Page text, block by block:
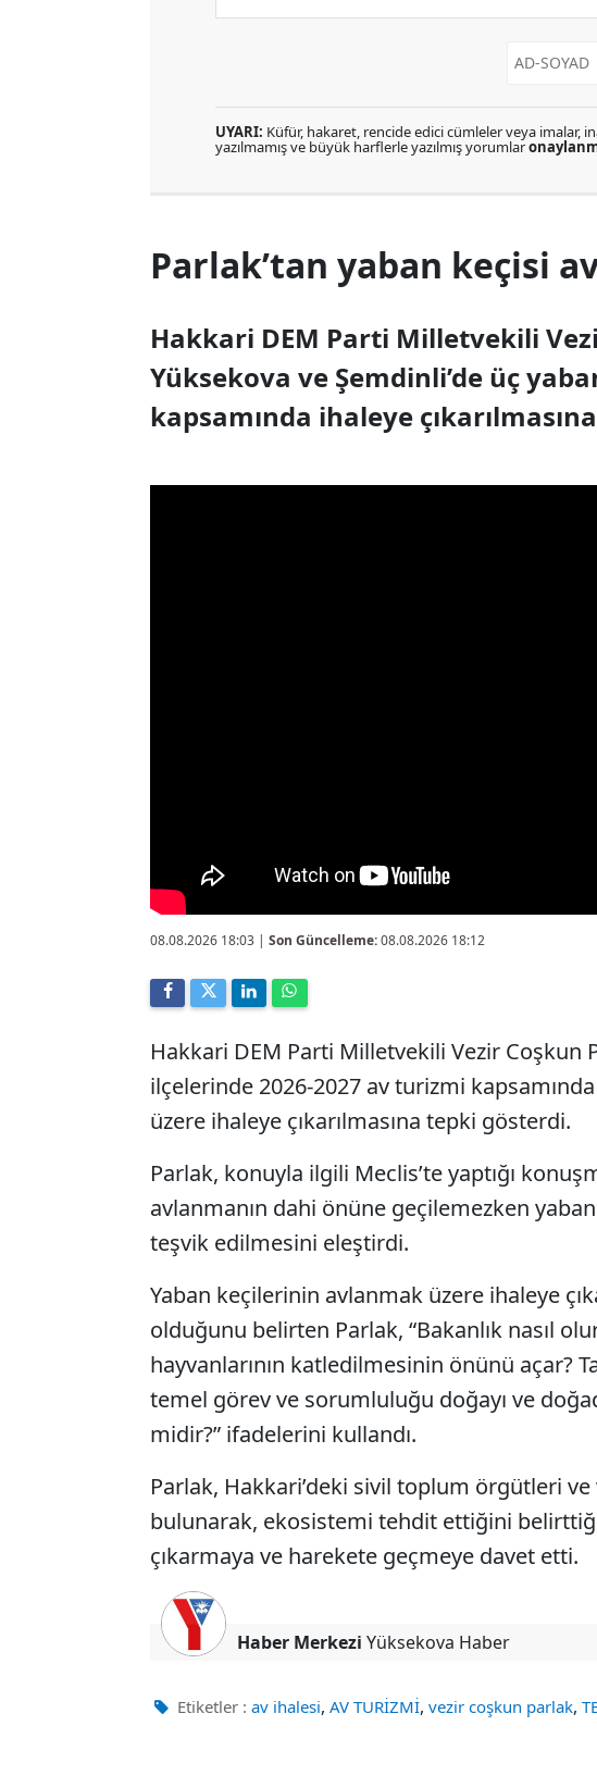
UYARI: Küfür, hakaret, rencide edici cümleler veya imalar,
yazılmamış ve büyük harflerle yazılmış yorumlar
Parlak’tan yaban keçisi
Hakkari DEM Parti Milletvekili
Yüksekova ve Şemdinli’de üç
kapsamında ihaleye
08.08.2026 18:03 | Son Güncelleme:08.08.2026 18:12
Hakkari DEM Parti Milletvekili Vezir Coşkun
ilçelerinde 2026-2027 av turizmi
üzere ihaleye çıkarılmasına tepki gösterdi.
Parlak, konuyla ilgili Meclis’te yaptığı
avlanmanın dahi önüne geçilemezken yaban
teşvik edilmesini eleştirdi.
Yaban keçilerinin avlanmak üzere ihaleye
olduğunu belirten Parlak, “Bakanlık nasıl
hayvanlarının katledilmesinin önünü açar?
temel görev ve sorumluluğu doğayı ve
midir?” ifadelerini kullandı.
Parlak, Hakkari’deki sivil toplum örgütleri ve
bulunarak, ekosistemi tehdit ettiğini
çıkarmaya ve harekete geçmeye davet etti.
Haber Merkezi Yüksekova Haber
Etiketler : av ihalesi, AV TURİZMİ, vezir coşkun parlak,